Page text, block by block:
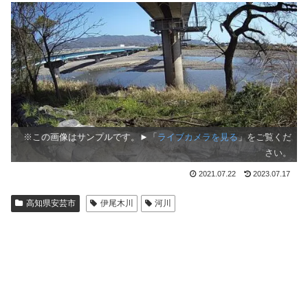
※この画像はサンプルです。►「 ライブカメラを見る」をご覧くだ
さい。
2021.07.22 2023.07.17
高知県安芸市 伊尾木川 河川